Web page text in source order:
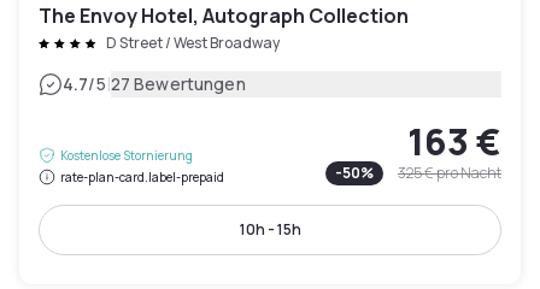
The Envoy Hotel, Autograph Collection
D Street / West Broadway
4.7/5|27 Bewertungen
Kostenlose Stornierung
rate-plan-card.label-prepaid
163 €
-50% 325 €pro Nacht
10h - 15h